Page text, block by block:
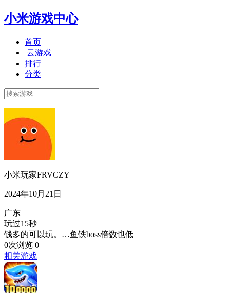
小米游戏中心
首页
云游戏
排行
分类
小米玩家FRVCZY
2024年10月21日
广东
玩过15秒
钱多的可以玩。…鱼铁boss倍数也低
0次浏览 0
相关游戏